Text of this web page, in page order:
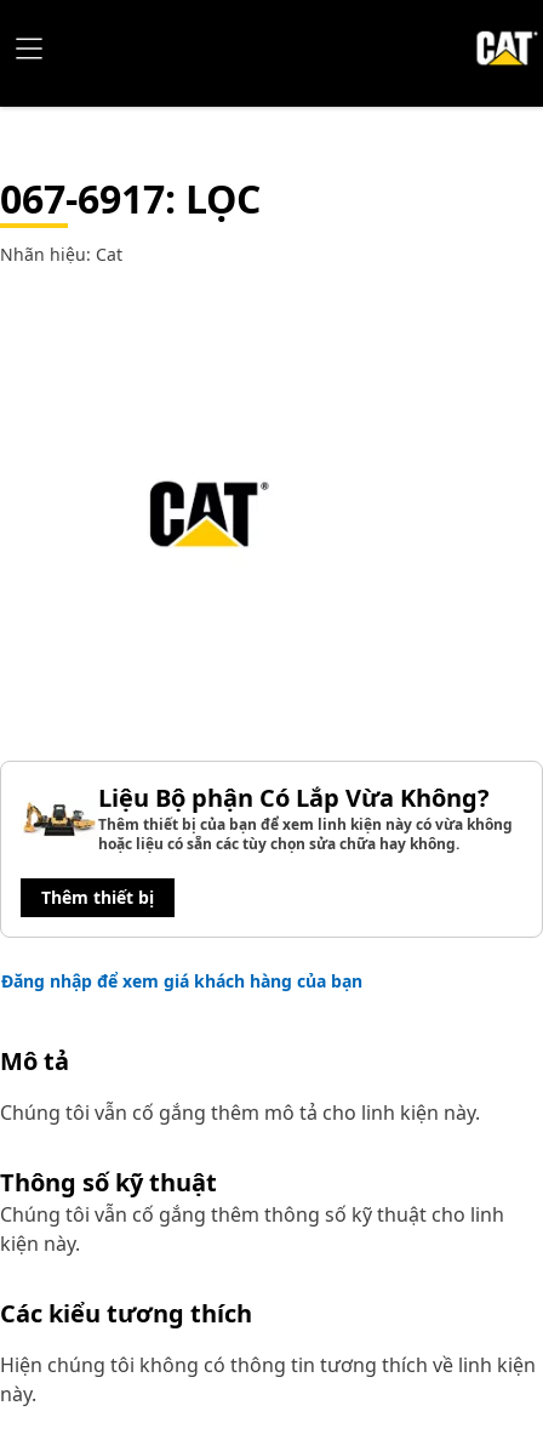
067-6917: LỌC
Nhãn hiệu: Cat
Liệu Bộ phận Có Lắp Vừa Không?
Thêm thiết bị của bạn để xem linh kiện này có vừa không
hoặc liệu có sẵn các tùy chọn sửa chữa hay không.
Thêm thiết bị
Đăng nhập để xem giá khách hàng của bạn
Mô tả
Chúng tôi vẫn cố gắng thêm mô tả cho linh kiện này.
Thông số kỹ thuật
Chúng tôi vẫn cố gắng thêm thông số kỹ thuật cho linh
kiện này.
Các kiểu tương thích
Hiện chúng tôi không có thông tin tương thích về linh kiện
này.